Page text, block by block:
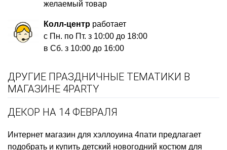
желаемый товар
Колл-центр работает
с Пн. по Пт. з 10:00 до 18:00
в Сб. з 10:00 до 16:00
ДРУГИЕ ПРАЗДНИЧНЫЕ ТЕМАТИКИ В
МАГАЗИНЕ 4PARTY
ДЕКОР НА 14 ФЕВРАЛЯ
Интернет магазин для хэллоуина 4пати предлагает
подобрать и купить детский новогодний костюм для